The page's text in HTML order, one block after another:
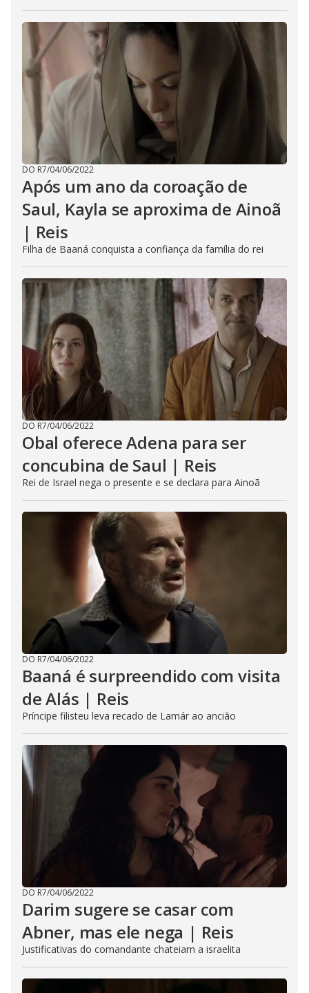
DO R7/04/06/2022
Após um ano da coroação de
Saul, Kayla se aproxima de Ainoã
| Reis
Filha de Baaná conquista a confiança da família do rei
DO R7/04/06/2022
Obal oferece Adena para ser
concubina de Saul | Reis
Rei de Israel nega o presente e se declara para Ainoã
DO R7/04/06/2022
Baaná é surpreendido com visita
de Alás | Reis
Príncipe filisteu leva recado de Lamár ao ancião
DO R7/04/06/2022
Darim sugere se casar com
Abner, mas ele nega | Reis
Justificativas do comandante chateiam a israelita